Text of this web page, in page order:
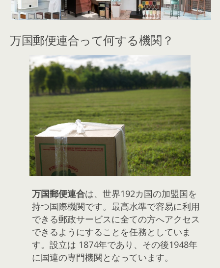
万国郵便連合って何する機関？
万国郵便連合は、世界192カ国の加盟国を
持つ国際機関です。最高水準で容易に利用
できる郵政サービスに全ての方へアクセス
できるようにすることを任務としていま
す。設立は 1874年であり、その後1948年
に国連の専門機関となっています。